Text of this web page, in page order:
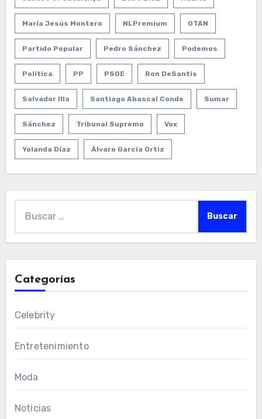
María Jesús Montero NLPremium OTAN
Partido Popular Pedro Sánchez Podemos
Política PP PSOE Ron DeSantis
Salvador Illa Santiago Abascal Conde Sumar
Sánchez Tribunal Supremo Vox
Yolanda Díaz Álvaro García Ortiz
Categorías
Celebrity
Entretenimiento
Moda
Noticias